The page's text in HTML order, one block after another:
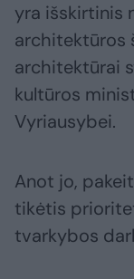
yra išskirtinis
architektūros
architektūrai
kultūros
Vyriausybei.
Anot jo,
tikėtis
tvarkybos